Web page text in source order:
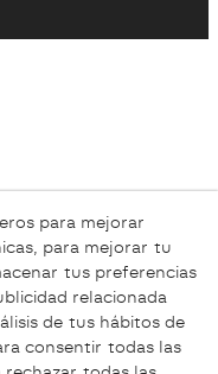
para mejorar
para mejorar tu
tus preferencias
relacionada
de tus hábitos de
consentir todas las